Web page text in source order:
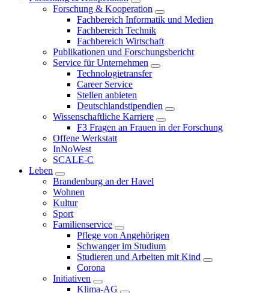
Forschung & Kooperation
Fachbereich Informatik und Medien
Fachbereich Technik
Fachbereich Wirtschaft
Publikationen und Forschungsbericht
Service für Unternehmen
Technologietransfer
Career Service
Stellen anbieten
Deutschlandstipendien
Wissenschaftliche Karriere
F3 Fragen an Frauen in der Forschung
Offene Werkstatt
InNoWest
SCALE-C
Leben
Brandenburg an der Havel
Wohnen
Kultur
Sport
Familienservice
Pflege von Angehörigen
Schwanger im Studium
Studieren und Arbeiten mit Kind
Corona
Initiativen
Klima-AG